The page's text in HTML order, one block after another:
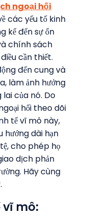
ngoại hối
các yếu tố kinh
kể đến sự ổn
chính sách
cần thiết.
đến cung và
làm ảnh hưởng
lai của nó. Do
hối theo dõi
tế vĩ mô này,
dài hạn
cho phép họ
dịch phản
Hãy cùng
vĩ mô: